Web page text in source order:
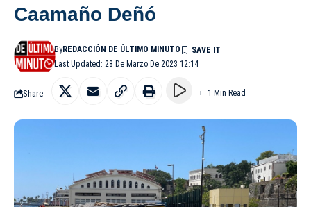
Caamaño Deñó
Last Updated: 28 De Marzo De 2023 12:14
ByREDACCIÓN DE ÚLTIMO MINUTO
Share 1 Min Read